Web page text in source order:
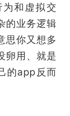
和虚拟交
的业务逻辑
你又想多
卵用、就是
的app反而